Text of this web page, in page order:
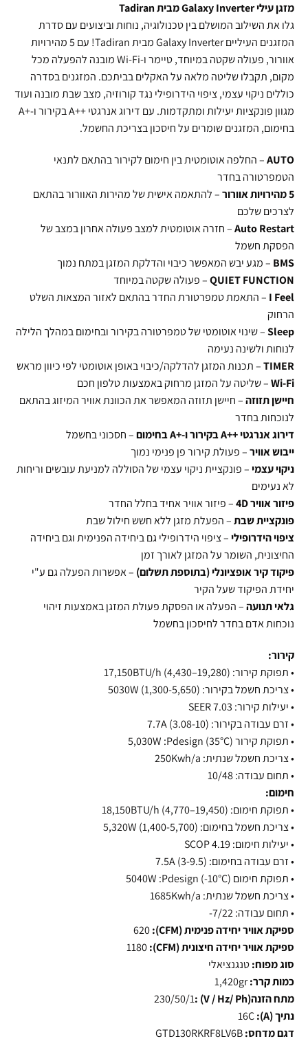
מזגן עילי Galaxy Inverter מבית Tadiran
גלו את השילוב המושלם בין טכנולוגיה, נוחות וביצועים עם סדרת
המזגנים העיליים Galaxy Inverter מבית Tadiran! עם 5 מהירויות
אוורור, פעולה שקטה במיוחד, טיימר ו-Wi-Fi מובנה להפעלה מכל
מקום, תקבלו שליטה מלאה על האקלים בביתכם. המזגנים בסדרה
כוללים ניקוי עצמי, ציפוי הידרופילי נגד קורוזיה, מצב שבת מובנה ועוד
מגוון פונקציות יעילות ומתקדמות. עם דירוג אנרגטי ++A בקירור ו-+A
בחימום, המזגנים שומרים על חיסכון בצריכת החשמל.
AUTO– החלפה אוטומטית בין חימום לקירור בהתאם לתנאי
הטמפרטורה בחדר
5 מהירויות אוורור
– להתאמה אישית של מהירות האוורור בהתאם
לצרכים שלכם
Auto Restart– חזרה אוטומטית למצב פעולה אחרון במצב של
הפסקת חשמל
BMS – מגע יבש המאפשר כיבוי והדלקת המזגן במתח נמוך
QUIET FUNCTION– פעולה שקטה במיוחד
I Feel – התאמת טמפרטורת החדר בהתאם לאזור המצאות השלט
הרחוק
Sleep– שינוי אוטומטי של טמפרטורה בקירור ובחימום במהלך הלילה
לנוחות ולשינה נעימה
TIMER– תכנות המזגן להדלקה/כיבוי באופן אוטומטי לפי כיוון מראש
Wi-Fi– שליטה על המזגן מרחוק באמצעות טלפון חכם
חיישן תזוזה– חיישן תזוזה המאפשר את הכוונת אוויר המיזוג בהתאם
לנוכחות בחדר
דירוג אנרגטי ++A בקירור ו-+A בחימום
– חסכוני בחשמל
ייבוש אוויר– פעולת קירור פן פנימי נמוך
ניקוי עצמי– פונקציית ניקוי עצמי של הסוללה למניעת עובשים וריחות
לא נעימים
פיזור אוויר 4D
– פיזור אוויר אחיד בחלל החדר
פונקציית שבת– הפעלת מזגן ללא חשש חילול שבת
ציפוי הידרופילי– ציפוי הידרופילי גם ביחידה הפנימית וגם ביחידה
החיצונית, השומר על המזגן לאורך זמן
פיקוד קיר אופציונלי (בתוספת תשלום) – אפשרות הפעלה גם ע"י
יחידת הפיקוד שעל הקיר
גלאי תנועה– הפעלה או הפסקת פעולת המזגן באמצעות זיהוי
נוכחות אדם בחדר לחיסכון בחשמל
קירור:
•תפוקת קירור: 17,150BTU/h (4,430–19,280)
•צריכת חשמל בקירור: 5030W (1,300-5,650)
•יעילות קירור: SEER 7.03
•זרם עבודה בקירור: 7.7A (3.08-10)
•תפוקת קירור (35°C) 5,030W :Pdesign
•צריכת חשמל שנתית: 250Kwh/a
•תחום עבודה: 10/48
חימום:
•תפוקת חימום: 18,150BTU/h (4,770–19,450)
•צריכת חשמל בחימום: 5,320W (1,400-5,700)
•יעילות חימום: SCOP 4.19
•זרם עבודה בחימום: 7.5A (3-9.5)
•תפוקת חימום (10°C-) 5040W :Pdesign
•צריכת חשמל שנתית: 1685Kwh/a
•תחום עבודה: 7/22-
ספיקת אוויר יחידה פנימית (CFM):
ספיקת אוויר יחידה חיצונית (CFM):
סוג מפוח:טנגנציאלי
כמות קרר:1,420gr
מתח הזנה(V / Hz/ Ph) :
230/50/1
נתיך (A):
דגם מדחס: